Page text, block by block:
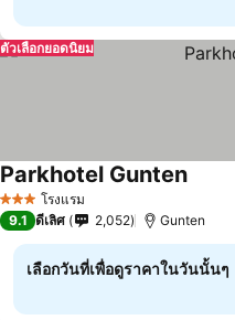
ตัวเลือกยอดนิยม
3 ดาว โรงแรม
Parkhotel Gunten
9.1 ดีเลิศ 2,052 Gunten
เลือกวันที่เพื่อดูราคาในวันนั้นๆ